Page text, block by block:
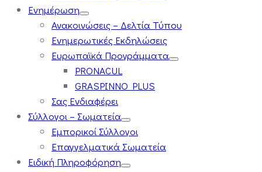
Ενημέρωση
Ανακοινώσεις – Δελτία Τύπου
Ενημερωτικές Εκδηλώσεις
Ευρωπαϊκά Προγράμματα
PRONACUL
GRASPINNO PLUS
Σας Ενδιαφέρει
Σύλλογοι – Σωματεία
Εμπορικοί Σύλλογοι
Επαγγελματικά Σωματεία
Ειδική Πληροφόρηση